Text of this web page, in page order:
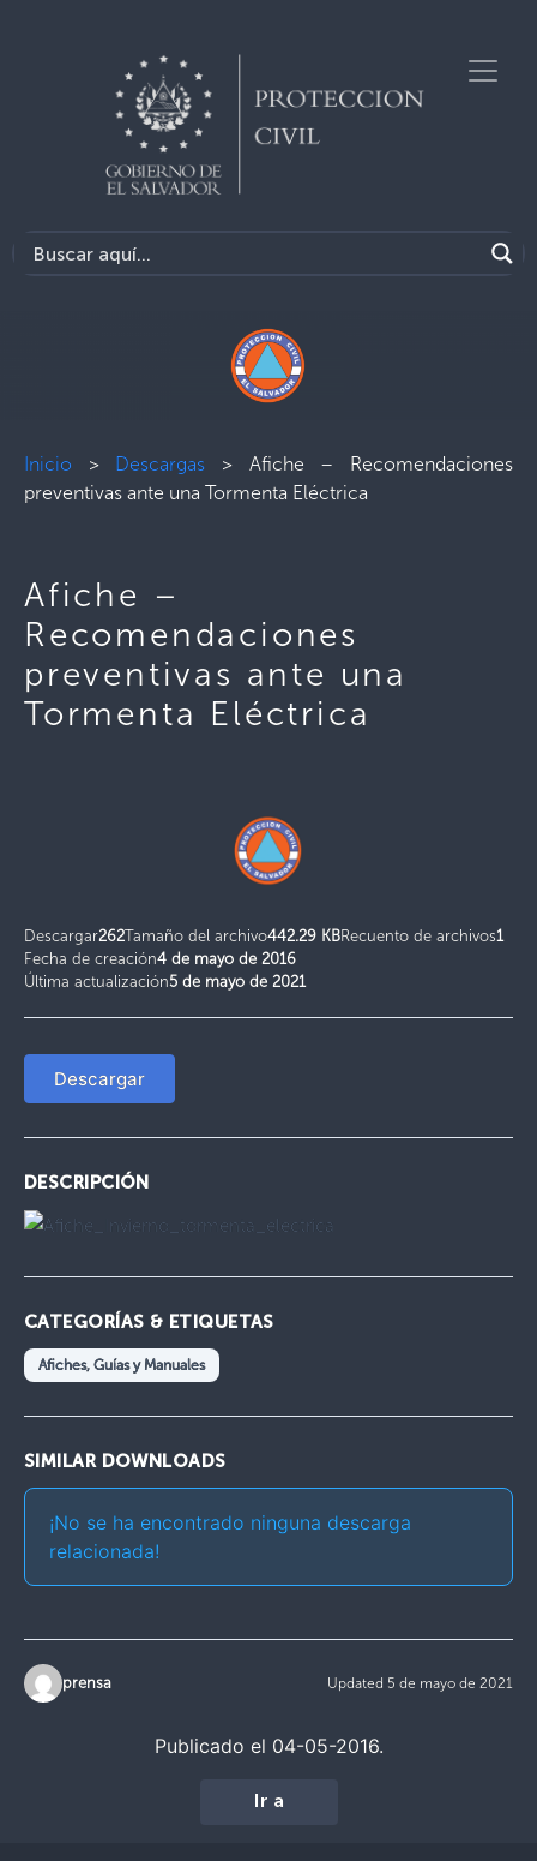
Inicio > Descargas > Afiche – Recomendaciones
preventivas ante una Tormenta Eléctrica
Afiche –
Recomendaciones
preventivas ante una
Tormenta Eléctrica
Descargar262Tamaño del archivo442.29 KBRecuento de archivos1
Fecha de creación4 de mayo de 2016
Última actualización5 de mayo de 2021
Descargar
DESCRIPCIÓN
CATEGORÍAS & ETIQUETAS
Afiches, Guías y Manuales
SIMILAR DOWNLOADS
¡No se ha encontrado ninguna descarga
relacionada!
prensa Updated 5 de mayo de 2021
Publicado el 04-05-2016.
Ir a